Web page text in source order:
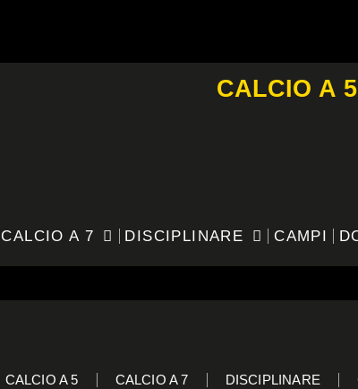
CALCIO A 5
CALCIO A 7 DISCIPLINARE CAMPI
CALCIO A 5 CALCIO A 7 DISCIPLINARE